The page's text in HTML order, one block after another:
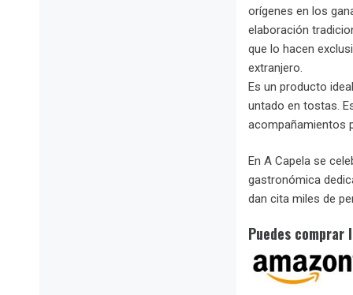
orígenes en los
elaboración
que lo hacen
extranjero.
Es un producto
untado en tostas.
acompañamientos
En A Capela se
gastronómica
dan cita miles de
Puedes comprar